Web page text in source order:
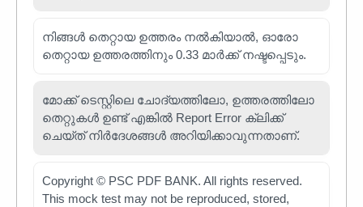
നിങ്ങൾ തെറ്റായ ഉത്തരം നൽകിയാൽ, ഓരോ
തെറ്റായ ഉത്തരത്തിനും 0.33 മാർക്ക് നഷ്ടപ്പെടും.
മോക്ക് ടെസ്റ്റിലെ ചോദ്യത്തിലോ, ഉത്തരത്തിലോ
തെറ്റുകൾ ഉണ്ട് എങ്കിൽ Report Error ക്ലിക്ക്
ചെയ്ത് നിർദേശങ്ങൾ അറിയിക്കാവുന്നതാണ്.
Copyright © PSC PDF BANK. All rights reserved.
This mock test may not be reproduced, stored,